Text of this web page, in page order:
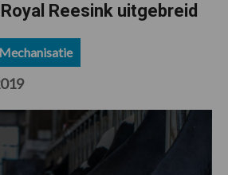
Reesink uitgebreid
Mechanisatie